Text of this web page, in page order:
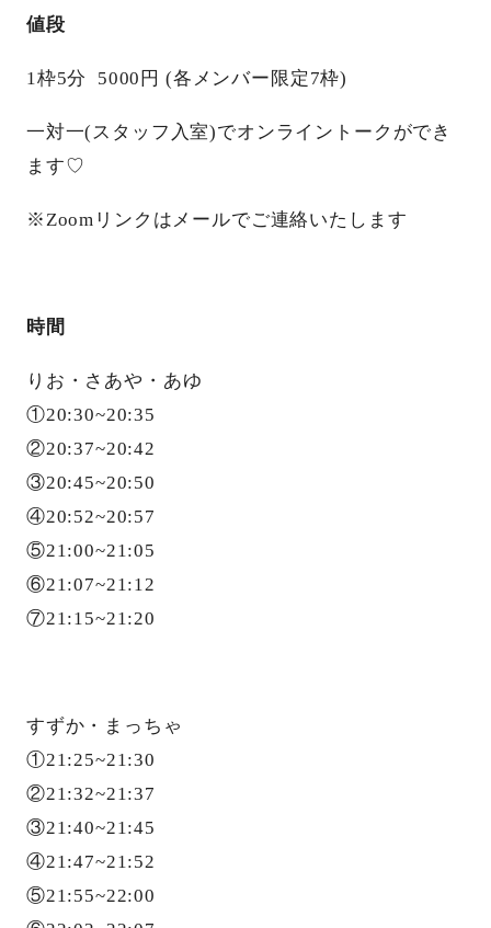
値段
1枠5分 5000円 (各メンバー限定7枠)
一対一(スタッフ入室)でオンライントークができ
ます♡
※Zoomリンクはメールでご連絡いたします
時間
りお・さあや・あゆ
①20:30~20:35
②20:37~20:42
③20:45~20:50
④20:52~20:57
⑤21:00~21:05
⑥21:07~21:12
⑦21:15~21:20
すずか・まっちゃ
①21:25~21:30
②21:32~21:37
③21:40~21:45
④21:47~21:52
⑤21:55~22:00